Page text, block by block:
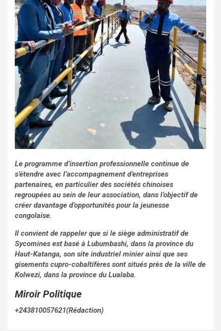
Le programme d’insertion professionnelle continue de
s’étendre avec l’accompagnement d’entreprises
partenaires, en particulier des sociétés chinoises
regroupées au sein de leur association, dans l’objectif de
créer davantage d’opportunités pour la jeunesse
congolaise.
Il convient de rappeler que si le siège administratif de
Sycomines est basé à Lubumbashi, dans la province du
Haut-Katanga, son site industriel minier ainsi que ses
gisements cupro-cobaltifères sont situés près de la ville de
Kolwezi, dans la province du Lualaba.
Miroir Politique
+243810057621(Rédaction)